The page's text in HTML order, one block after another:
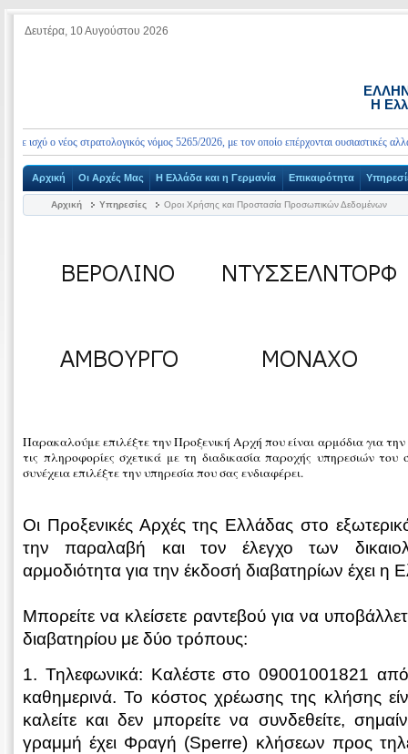
Δευτέρα, 10 Αυγούστου 2026
Η
ο νέος στρατολογικός νόμος 5265/2026, με τον οποίο επέρχονται ουσιαστικές
Αρχική Οι Αρχές Μας Η Ελλάδα και η Γερμανία Επικαιρότητα
Αρχική Υπηρεσίες Οροι Χρήσης και Προστασία Προσωπικών Δεδομένων
Παρακαλούμε επιλέξτε την Προξενική Αρχή που είναι αρμόδια για την
τις πληροφορίες σχετικά με τη διαδικασία παροχής υπηρεσιών του
συνέχεια επιλέξτε την υπηρεσία που σας ενδιαφέρει.
Οι Προξενικές Αρχές της Ελλάδας στο
την παραλαβή και τον έλεγχο των
αρμοδιότητα για την έκδοσή διαβατηρίων έχει η
Μπορείτε να κλείσετε ραντεβού για να
διαβατηρίου με δύο τρόπους:
1. Τηλεφωνικά: Καλέστε στο 09001001821
καθημερινά. Το κόστος χρέωσης της κλήσης
καλείτε και δεν μπορείτε να συνδεθείτε,
γραμμή έχει Φραγή (Sperre) κλήσεων προς